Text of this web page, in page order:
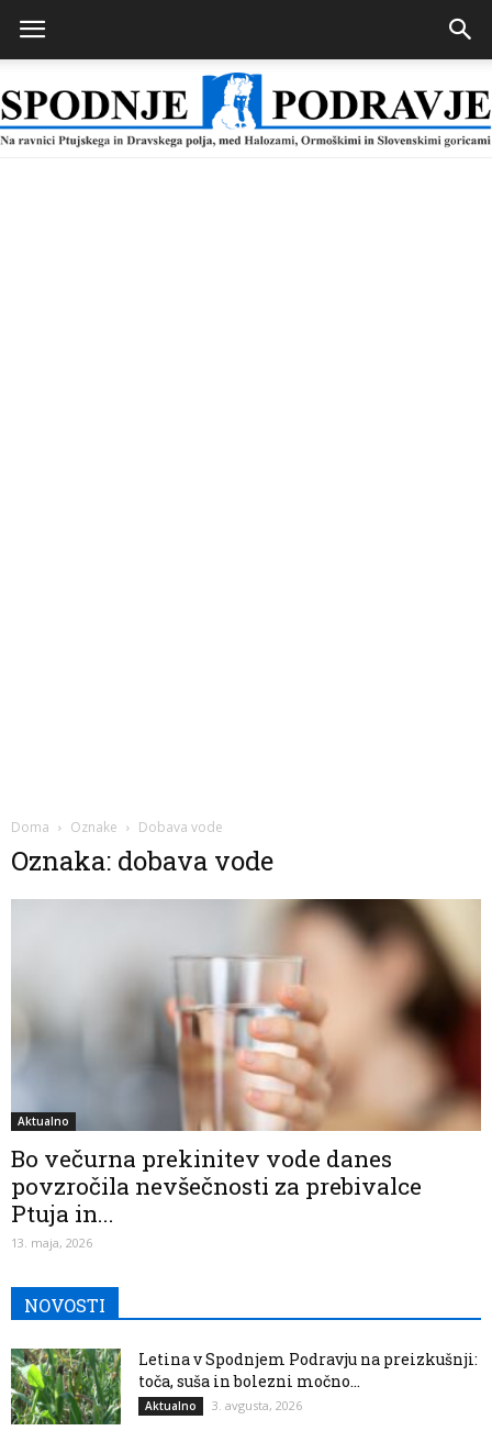
Doma Oznake Dobava vode
Oznaka: dobava vode
Aktualno
Bo večurna prekinitev vode danes
povzročila nevšečnosti za prebivalce
Ptuja in...
13. maja, 2026
NOVOSTI
Letina v Spodnjem Podravju na preizkušnji:
toča, suša in bolezni močno...
Aktualno 3. avgusta, 2026